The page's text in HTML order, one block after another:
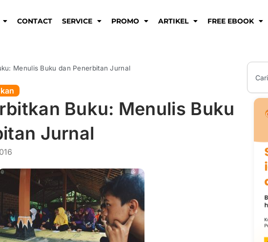
CONTACT SERVICE PROMO ARTIKEL FREE EBOOK
Menulis Buku dan Penerbitan Jurnal
Buku: Menulis Buku
Jurnal
Search